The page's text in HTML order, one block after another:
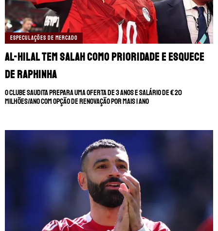
ESPECULAÇÕES DE MERCADO
Al-Hilal tem Salah como prioridade e esquece
de Raphinha
O clube saudita prepara uma oferta de 3 anos e salário de € 20
milhões/ano com opção de renovação por mais 1 ano